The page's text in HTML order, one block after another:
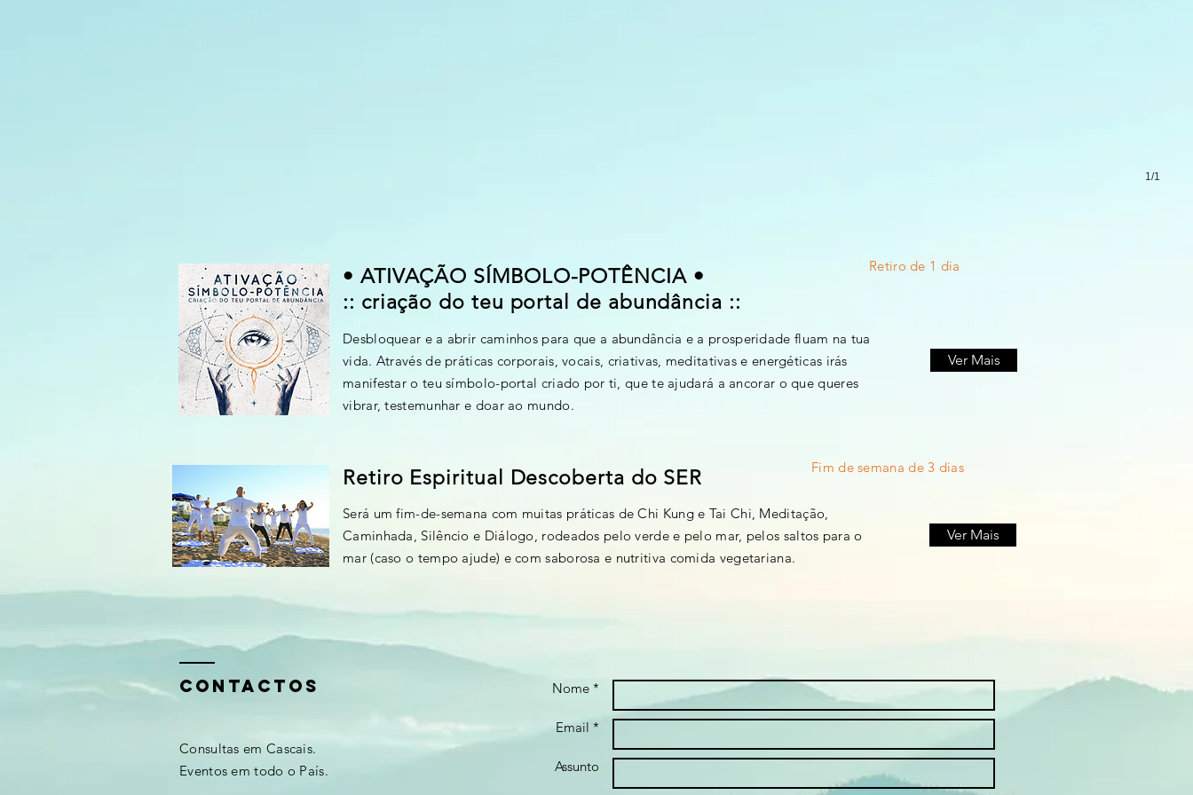
1/1
• ATIVAÇÃO SÍMBOLO-POTÊNCIA •
:: criação do teu portal de abundância ::
Retiro de 1 dia
Desbloquear e a abrir caminhos para que a abundância e a prosperidade fluam na tua
vida. Através de práticas corporais, vocais, criativas, meditativas e energéticas irás
manifestar o teu símbolo-portal criado por ti, que te ajudará a ancorar o que queres
vibrar, testemunhar e doar ao mundo.
Ver Mais
Retiro Espiritual Descoberta do SER Fim de semana de 3 dias
Será um fim-de-semana com muitas práticas de Chi Kung e Tai Chi, Meditação,
Caminhada, Silêncio e Diálogo, rodeados pelo verde e pelo mar, pelos saltos para o
mar (caso o tempo ajude) e com saborosa e nutritiva comida vegetariana.
Ver Mais
Contactos
Consultas em Cascais.
Eventos em todo o País.
Nome *
Email *
Assunto